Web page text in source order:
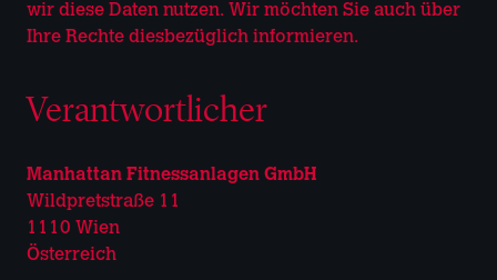
wir diese Daten nutzen. Wir möchten Sie auch über
Ihre Rechte diesbezüglich informieren.
Verantwortlicher
Manhattan Fitnessanlagen GmbH
Wildpretstraße 11
1110 Wien
Österreich